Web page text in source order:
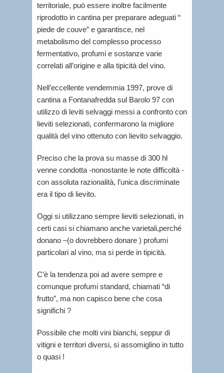
territoriale, può essere inoltre facilmente
riprodotto in cantina per preparare adeguati “
piede de couve” e garantisce, nel
metabolismo del complesso processo
fermentativo, profumi e sostanze varie
correlati all’origine e alla tipicità del vino.
Nell’eccellente vendemmia 1997, prove di
cantina a Fontanafredda sul Barolo 97 con
utilizzo di leviti selvaggi messi a confronto con
lieviti selezionati, confermarono la migliore
qualità del vino ottenuto con lievito selvaggio.
Preciso che la prova su masse di 300 hl
venne condotta -nonostante le note difficoltà -
con assoluta razionalità, l’unica discriminate
era il tipo di lievito.
Oggi si utilizzano sempre lieviti selezionati, in
certi casi si chiamano anche varietali,perché
donano –(o dovrebbero donare ) profumi
particolari al vino, ma si perde in tipicità.
C’è la tendenza poi ad avere sempre e
comunque profumi standard, chiamati “di
frutto”, ma non capisco bene che cosa
significhi ?
Possibile che molti vini bianchi, seppur di
vitigni e territori diversi, si assomiglino in tutto
o quasi !